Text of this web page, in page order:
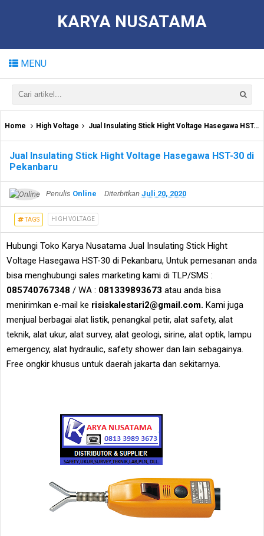
KARYA NUSATAMA
MENU
Home High Voltage Jual Insulating Stick Hight Voltage Hasegawa HST-30 di Pekanbaru
Jual Insulating Stick Hight Voltage Hasegawa HST-30 di
Pekanbaru
Penulis Online Diterbitkan Juli 20, 2020
TAGS HIGH VOLTAGE
Hubungi Toko Karya Nusatama Jual Insulating Stick Hight
Voltage Hasegawa HST-30 di Pekanbaru, Untuk pemesanan anda
bisa menghubungi sales marketing kami di TLP/SMS :
085740767348 / WA : 081339893673 atau anda bisa
menirimkan e-mail ke risiskalestari2@gmail.com. Kami juga
menjual berbagai alat listik, penangkal petir, alat safety, alat
teknik, alat ukur, alat survey, alat geologi, sirine, alat optik, lampu
emergency, alat hydraulic, safety shower dan lain sebagainya.
Free ongkir khusus untuk daerah jakarta dan sekitarnya.